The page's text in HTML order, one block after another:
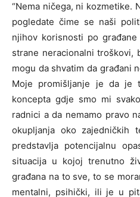
“Nema ničega, ni kozmetike.
pogledate čime se naši
njihov korisnosti po
strane neracionalni troškovi,
mogu da shvatim da građani
Moje promišljanje je da je
koncepta gdje smo mi
radnici a da nemamo pravo
okupljanja oko zajedničkih
predstavlja potencijalnu
situacija u kojoj trenutno
građana na to sve, to se
mentalni, psihički, ili je u